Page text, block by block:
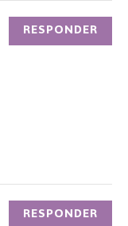
RESPONDER
RESPONDER